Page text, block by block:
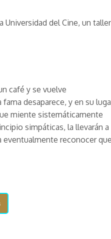
Universidad del Cine, un taller
café y se vuelve
desaparece, y en su
miente sistemáticamente
simpáticas, la llevarán a
eventualmente reconocer que